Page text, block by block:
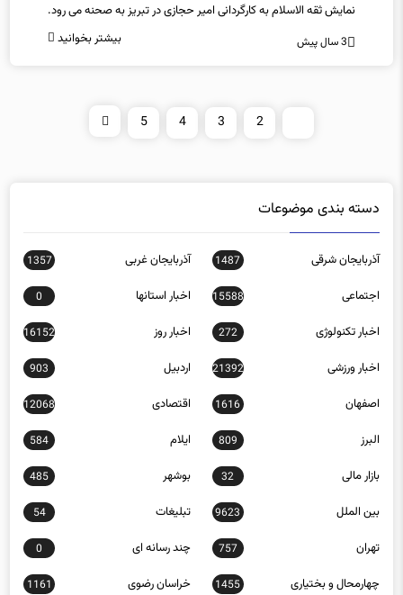
نمایش ثقه الاسلام به کارگردانی امیر حجازی در تبریز به صحنه می رود.
3 سال پیش بیشتر بخوانید
2
3
4
5
دسته بندی موضوعات
آذربایجان شرقی 1487 آذربایجان غربی 1357
اجتماعی 15588 اخبار استانها 0
اخبار تکنولوژی 272 اخبار روز 16152
اخبار ورزشی 21392 اردبیل 903
اصفهان 1616 اقتصادی 12068
البرز 809 ایلام 584
بازار مالی 32 بوشهر 485
بین الملل 9623 تبلیغات 54
تهران 757 چند رسانه ای 0
چهارمحال و بختیاری 1455 خراسان رضوی 1161